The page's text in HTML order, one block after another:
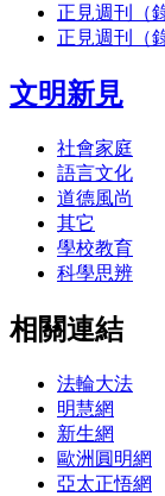
正見週刊（
正見週刊（
文明新見
社會家庭
語言文化
道德風尚
其它
學校教育
科學思辨
相關連結
法輪大法
明慧網
新生網
歐洲圓明網
亞太正悟網